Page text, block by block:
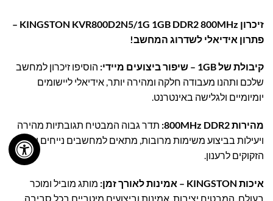
זיכרון KINGSTON KVR800D2N5/1G 1GB DDR2 800MHz –
פתרון אידיאלי לשדרוג המחשב!
קיבולת של 1GB – שיפור ביצועים מיידי:
הוסיפו זיכרון למחשב
שלכם ותהנו מעבודה חלקה ומהירה יותר, אידיאלי ליישומים
יומיומיים ולגלישה באינטרנט.
מהירות 800MHz DDR2:
תדר גבוה המבטיח תגובתיות מהירה
ויעילות בביצוע משימות מרובות, מתאים למחשבים נייחים ישנים
הזקוקים לרענון.
איכות KINGSTON – אמינות לאורך זמן:
מותג מוביל ומוכר
בעולם, המבטיח יציבות, אמינות וביצועים מיטביים בכל סביבה.